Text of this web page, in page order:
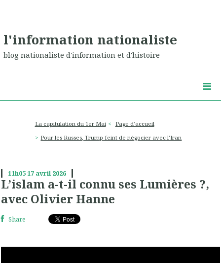
l'information nationaliste
blog nationaliste d'information et d'histoire
La capitulation du 1er Mai
Page d'accueil
Pour les Russes, Trump feint de négocier avec l’Iran
11h0517 avril 2026
L’islam a-t-il connu ses Lumières ?,
avec Olivier Hanne
Share